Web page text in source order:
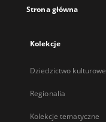
Strona główna
Kolekcje
Dziedzictwo kulturowe
Regionalia
Kolekcje tematyczne